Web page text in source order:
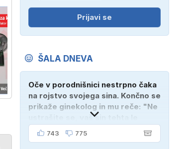
Prijavi se
ŠALA DNEVA
Oče v porodnišnici nestrpno čaka
na rojstvo svojega sina. Končno se
prikaže ginekolog in mu reče: "Ne
ustrašite se, vaš sin tehta le
dober kilogram!" "Nič čudnega,
gospod doktor, saj se z ženo
743 775